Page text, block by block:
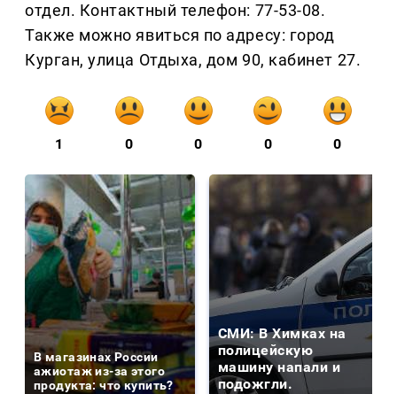
отдел. Контактный телефон: 77-53-08.
Также можно явиться по адресу: город
Курган, улица Отдыха, дом 90, кабинет 27.
1 0 0 0 0
В магазинах России
ажиотаж из-за этого
продукта: что купить?
СМИ: В Химках на
полицейскую
машину напали и
подожгли.